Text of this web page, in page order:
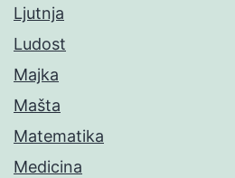
Ljutnja
Ludost
Majka
Mašta
Matematika
Medicina